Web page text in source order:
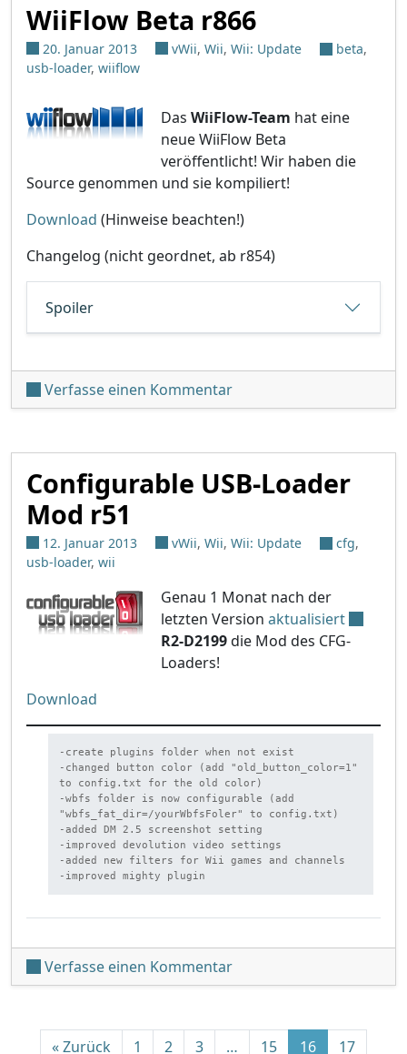
WiiFlow Beta r866
20. Januar 2013 vWii, Wii, Wii: Update beta,
usb-loader, wiiflow
Das WiiFlow-Team hat eine
neue WiiFlow Beta
veröffentlicht! Wir haben die
Source genommen und sie kompiliert!
Download (Hinweise beachten!)
Changelog (nicht geordnet, ab r854)
Spoiler
Verfasse einen Kommentarunter 'WiiFlow Beta r866'
Configurable USB-Loader
Mod r51
12. Januar 2013 vWii, Wii, Wii: Update cfg,
usb-loader, wii
Genau 1 Monat nach der
letzten Version aktualisiert
R2-D2199die Mod des CFG-
Loaders!
Download
-create plugins folder when not exist
-changed button color (add "old_button_color=1"
to config.txt for the old color)
-wbfs folder is now configurable (add
"wbfs_fat_dir=/yourWbfsFoler" to config.txt)
-added DM 2.5 screenshot setting
-improved devolution video settings
-added new filters for Wii games and channels
-improved mighty plugin
Verfasse einen Kommentarunter 'Configurable
Beitrags-Navigation
« Zurück 1 2 3 … 15 16 17